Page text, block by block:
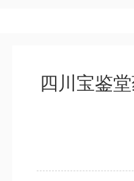
四川宝鉴